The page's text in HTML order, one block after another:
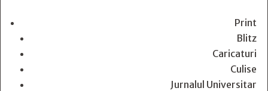
Print
Blitz
Caricaturi
Culise
Jurnalul Universitar